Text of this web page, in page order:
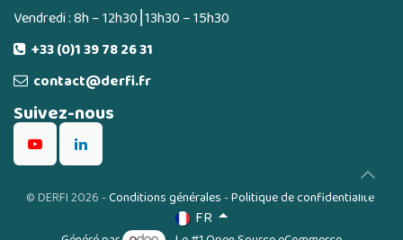
Vendredi : 8h – 12h30⎮13h30 – 15h30
+33 (0)1 39 78 26 31
contact@derfi.fr
Suivez-nous
©DERFI 2026-Conditions générales-Politique de confidentialité
FR